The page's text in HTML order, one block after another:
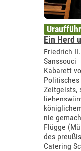
Ein Herd
Friedrich
Sanssouci
Kabarett
Zeitgeists,
nie
Flügge
des
Catering